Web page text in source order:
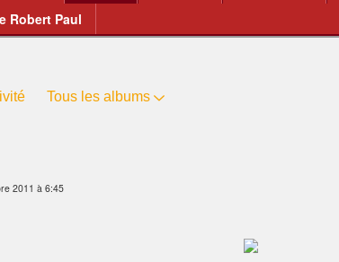
Robert Paul
Tous les albums
2011 à 6:45